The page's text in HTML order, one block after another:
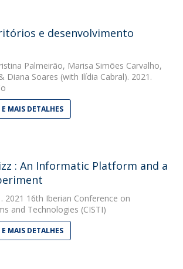
e desenvolvimento
Palmeirão, Marisa Simões Carvalho,
Diana Soares (with Ilídia Cabral). 2021.
E MAIS DETALHES
: An Informatic Platform and a
2021 16th Iberian Conference on
and Technologies (CISTI)
E MAIS DETALHES